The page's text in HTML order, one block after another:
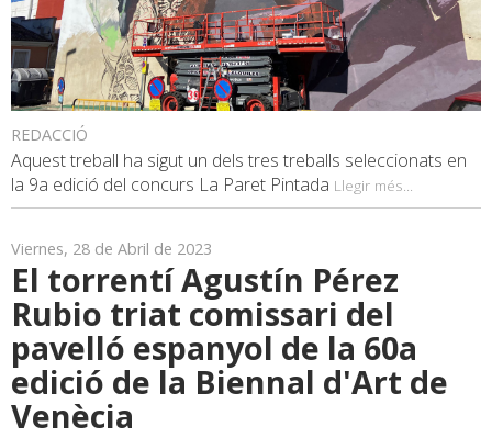
REDACCIÓ
Aquest treball ha sigut un dels tres treballs seleccionats en
la 9a edició del concurs La Paret Pintada Llegir més...
Viernes, 28 de Abril de 2023
El torrentí Agustín Pérez
Rubio triat comissari del
pavelló espanyol de la 60a
edició de la Biennal d'Art de
Venècia